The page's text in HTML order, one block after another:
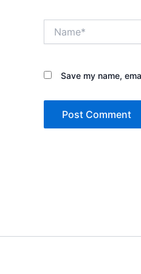
Save my name,